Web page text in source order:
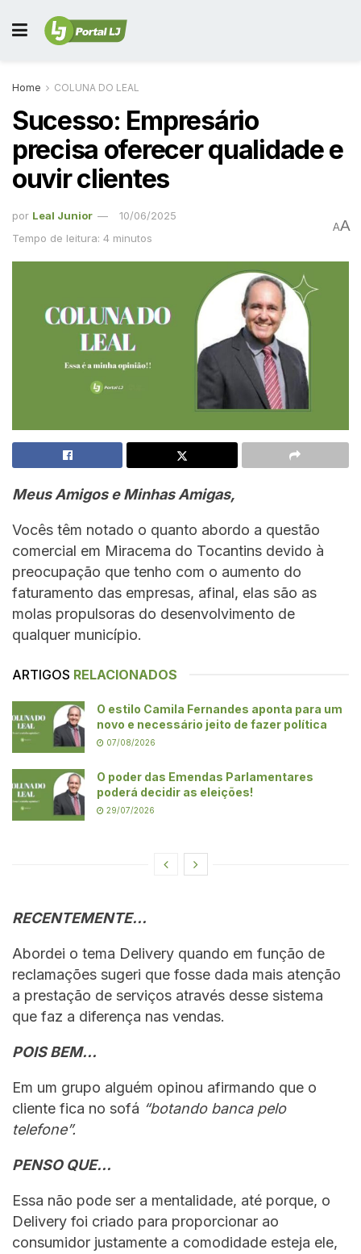
Home COLUNA DO LEAL
Sucesso: Empresário
precisa oferecer qualidade e
ouvir clientes
por Leal Junior
10/06/2025
Tempo de leitura: 4 minutos
AA
Meus Amigos e Minhas Amigas,
Vocês têm notado o quanto abordo a questão
comercial em Miracema do Tocantins devido à
preocupação que tenho com o aumento do
faturamento das empresas, afinal, elas são as
molas propulsoras do desenvolvimento de
qualquer município.
ARTIGOS RELACIONADOS
O estilo Camila Fernandes aponta para um
novo e necessário jeito de fazer política
07/08/2026
O poder das Emendas Parlamentares
poderá decidir as eleições!
29/07/2026
RECENTEMENTE…
Abordei o tema Delivery quando em função de
reclamações sugeri que fosse dada mais atenção
a prestação de serviços através desse sistema
que faz a diferença nas vendas.
POIS BEM…
Em um grupo alguém opinou afirmando que o
cliente fica no sofá “botando banca pelo
telefone”.
PENSO QUE…
Essa não pode ser a mentalidade, até porque, o
Delivery foi criado para proporcionar ao
consumidor justamente a comodidade esteja ele,